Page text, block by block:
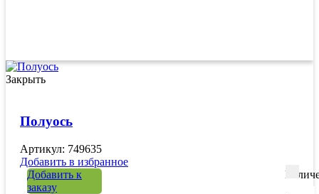
Закрыть
Полуось
Артикул: 749635
Добавить в избранное
Добавить к
заказу